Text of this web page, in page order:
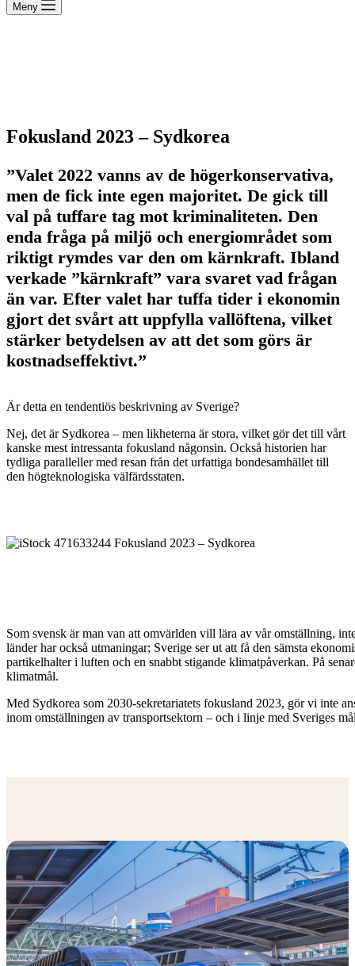
Meny
Fokusland 2023 – Sydkorea
”Valet 2022 vanns av de högerkonservativa,
men de fick inte egen majoritet. De gick till
val på tuffare tag mot kriminaliteten. Den
enda fråga på miljö och energiområdet som
riktigt rymdes var den om kärnkraft. Ibland
verkade ”kärnkraft” vara svaret vad frågan
än var. Efter valet har tuffa tider i ekonomin
gjort det svårt att uppfylla vallöftena, vilket
stärker betydelsen av att det som görs är
kostnadseffektivt.”
Är detta en tendentiös beskrivning av Sverige?
Nej, det är Sydkorea – men likheterna är stora, vilket gör det till vårt
kanske mest intressanta fokusland någonsin. Också historien har
tydliga paralleller med resan från det urfattiga bondesamhället till
den högteknologiska välfärdsstaten.
Som svensk är man van att omvärlden vill lära av vår omställning,
länder har också utmaningar; Sverige ser ut att få den sämsta
partikelhalter i luften och en snabbt stigande klimatpåverkan. På
klimatmål.
Med Sydkorea som 2030-sekretariatets fokusland 2023, gör vi inte
inom omställningen av transportsektorn – och i linje med Sveriges